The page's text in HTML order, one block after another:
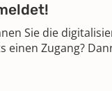
Sie die
einen Zugang?